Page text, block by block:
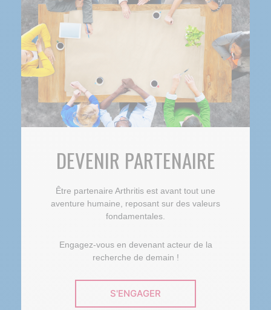
DEVENIR PARTENAIRE
Être partenaire Arthritis est avant tout une
aventure humaine, reposant sur des valeurs
fondamentales.
Engagez-vous en devenant acteur de la
recherche de demain !
S'ENGAGER